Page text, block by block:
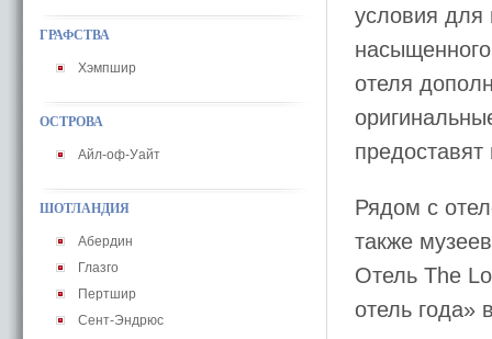
ГРАФСТВА
Хэмпшир
ОСТРОВА
Айл-оф-Уайт
ШОТЛАНДИЯ
Абердин
Глазго
Пертшир
Сент-Эндрюс
условия для
отеля
Рядом с
также
Отель The
отель года»